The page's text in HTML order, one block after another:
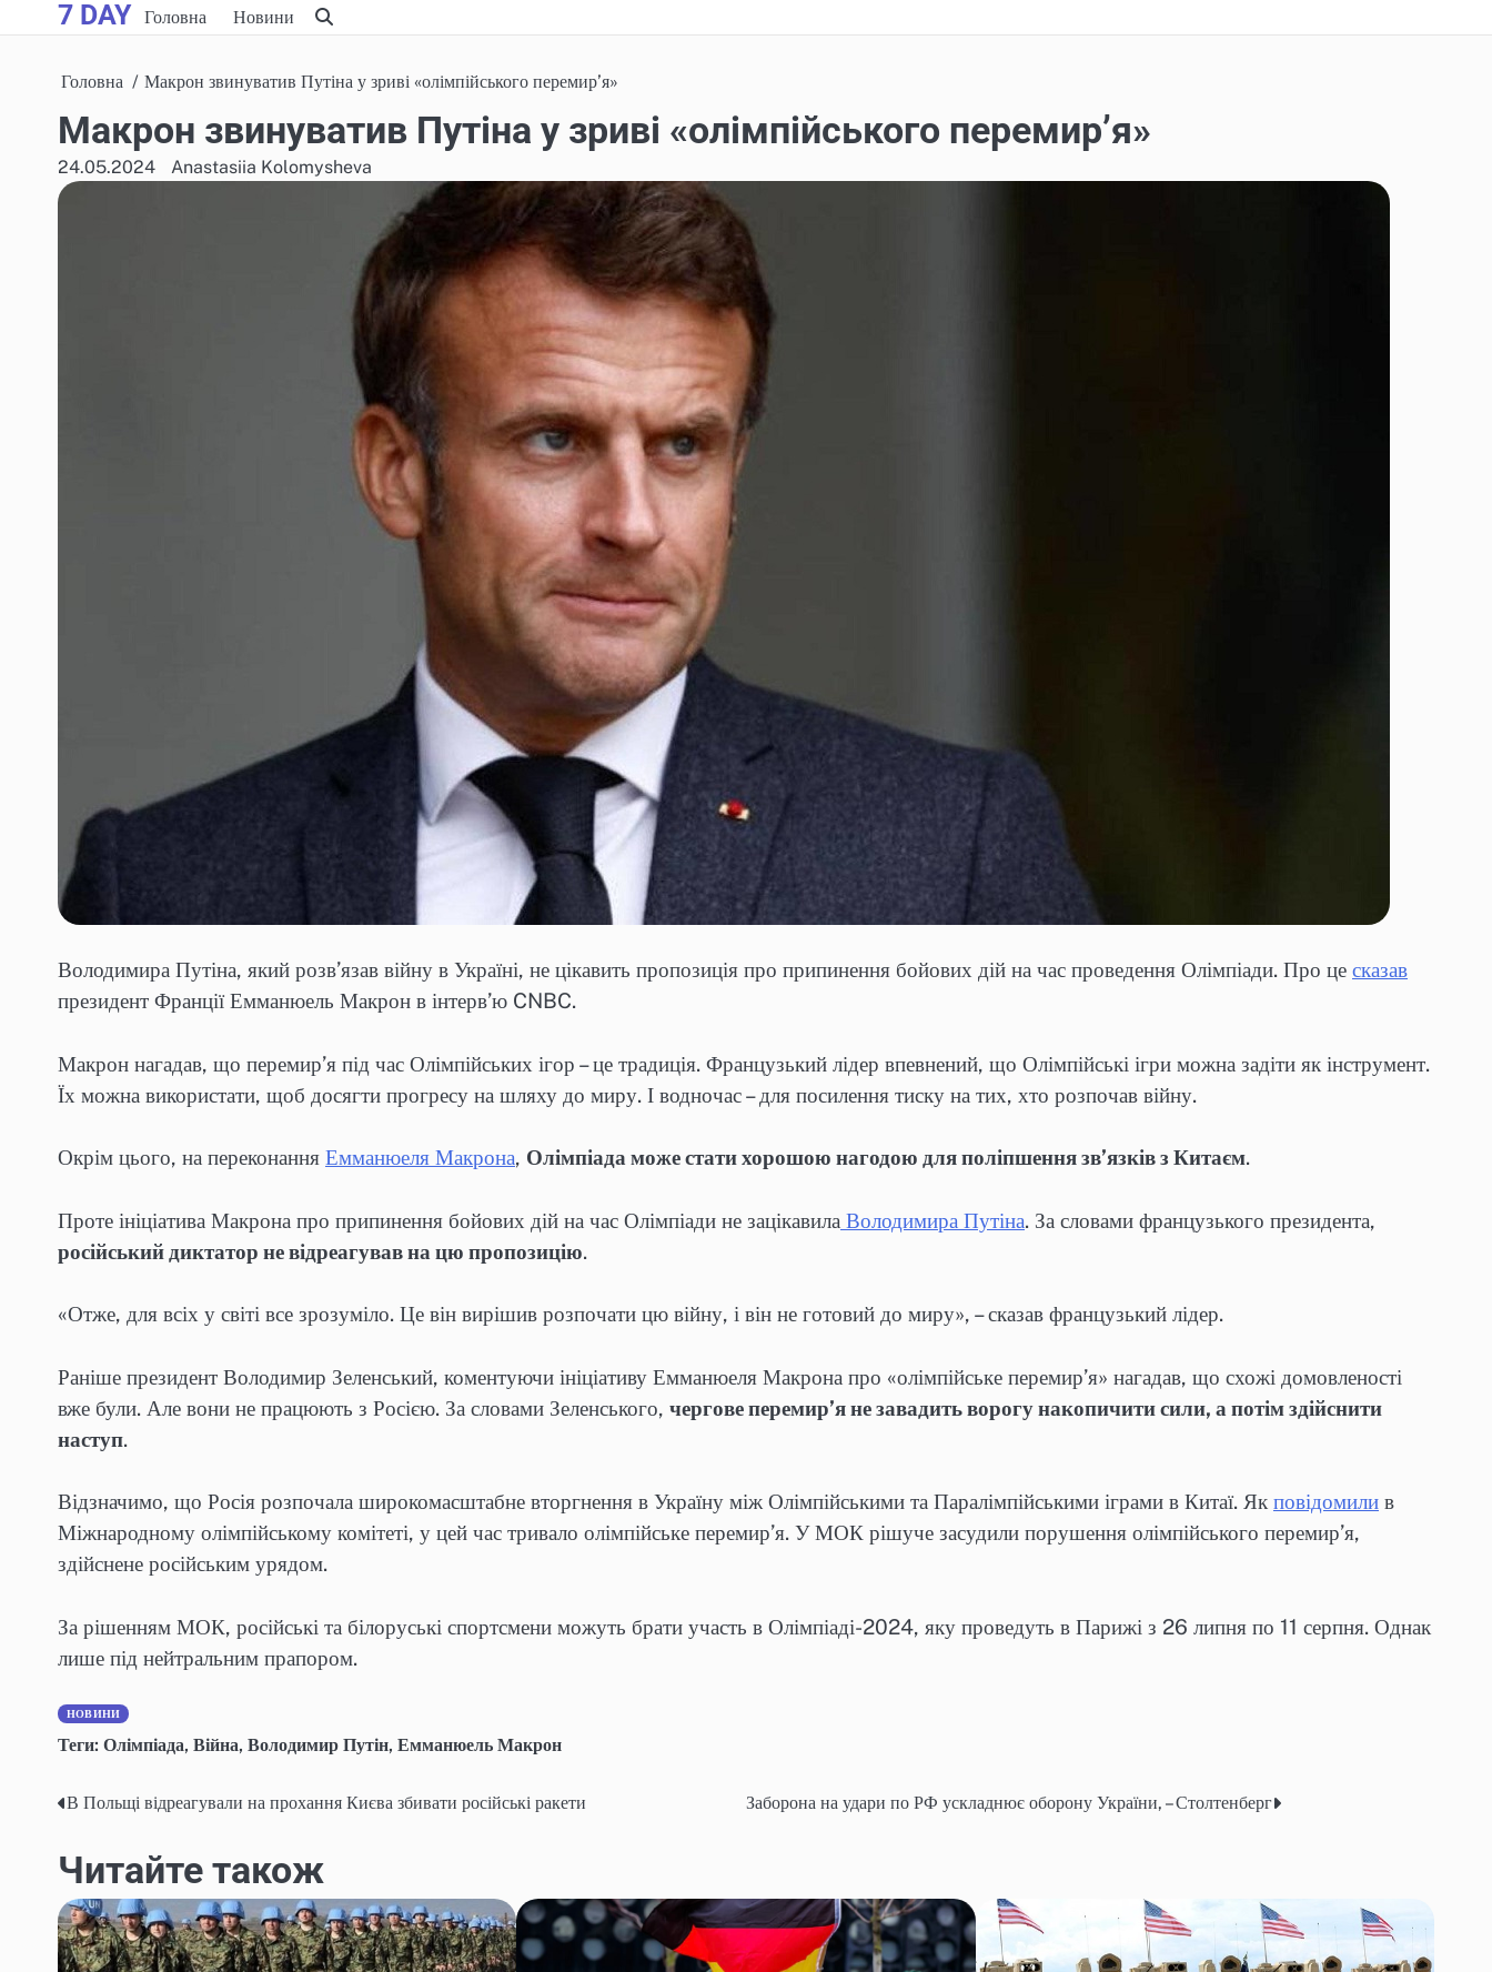
to
7 DAY Головна Новини
Головна Макрон звинуватив Путіна у зриві «олімпійського перемир’я»
Макрон звинуватив Путіна у зриві «олімпійського перемир’я»
24.05.2024 Anastasiia Kolomysheva
Володимира Путіна, який розв’язав війну в Україні, не цікавить пропозиція про припинення бойових дій на час проведення Олімпіади. Про це сказав
президент Франції Емманюель Макрон в інтерв’ю CNBC.
Макрон нагадав, що перемир’я під час Олімпійських ігор – це традиція. Французький лідер впевнений, що Олімпійські ігри можна задіти як інструмент.
Їх можна використати, щоб досягти прогресу на шляху до миру. І водночас – для посилення тиску на тих, хто розпочав війну.
Окрім цього, на переконання Емманюеля Макрона, Олімпіада може стати хорошою нагодою для поліпшення зв’язків з Китаєм.
Проте ініціатива Макрона про припинення бойових дій на час Олімпіади не зацікавила Володимира Путіна. За словами французького президента,
російський диктатор не відреагував на цю пропозицію.
«Отже, для всіх у світі все зрозуміло. Це він вирішив розпочати цю війну, і він не готовий до миру», – сказав французький лідер.
Раніше президент Володимир Зеленський, коментуючи ініціативу Емманюеля Макрона про «олімпійське перемир’я» нагадав, що схожі домовленості
вже були. Але вони не працюють з Росією. За словами Зеленського, чергове перемир’я не завадить ворогу накопичити сили, а потім здійснити
наступ.
Відзначимо, що Росія розпочала широкомасштабне вторгнення в Україну між Олімпійськими та Паралімпійськими іграми в Китаї. Як повідомили в
Міжнародному олімпійському комітеті, у цей час тривало олімпійське перемир’я. У МОК рішуче засудили порушення олімпійського перемир’я,
здійснене російським урядом.
За рішенням МОК, російські та білоруські спортсмени можуть брати участь в Олімпіаді-2024, яку проведуть в Парижі з 26 липня по 11 серпня. Однак
лише під нейтральним прапором.
НОВИНИ
Теги: Олімпіада, Війна, Володимир Путін, Емманюель Макрон
Навігація
записів
В Польщі відреагували на прохання Києва збивати російські ракети Заборона на удари по РФ ускладнює оборону України, – Столтенберг
Читайте також